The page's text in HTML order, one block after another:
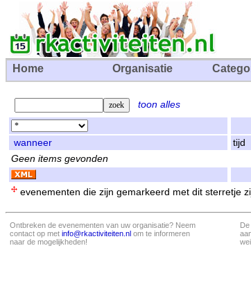
Home Organisatie
toon alles
wanneer tijd
Geen items gevonden
evenementen die zijn gemarkeerd met dit sterretje
Ontbreken de evenementen van uw organisatie? Neem
contact op met info@rkactiviteiten.nl om te informeren
naar de mogelijkheden!